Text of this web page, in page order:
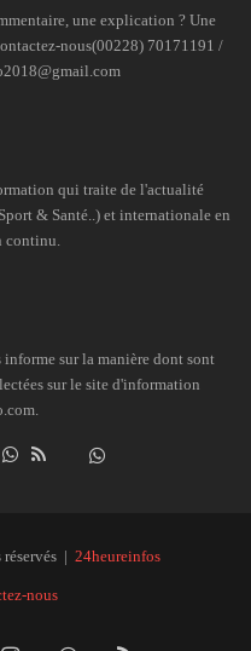
une explication ? Une
nous(00228) 70171191 /
qui traite de l'actualité
& Santé..) et internationale en
continu.
sur la manière dont sont
sur le site d'information
InstagramWhatsAppDailymotion
| 24heureinfos
nous